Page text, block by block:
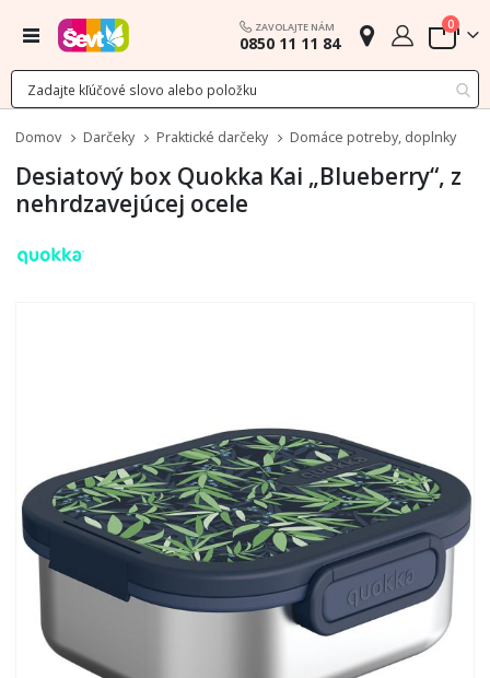
Menu ZAVOLAJTE NÁM
0850 11 11 84 Cart
0
Domov Darčeky Praktické darčeky Domáce potreby, doplnky
Desiatový box Quokka Kai „Blueberry“, z
nehrdzavejúcej ocele